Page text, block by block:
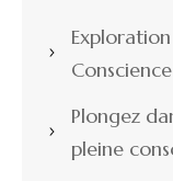
Conscience
Plongez
pleine